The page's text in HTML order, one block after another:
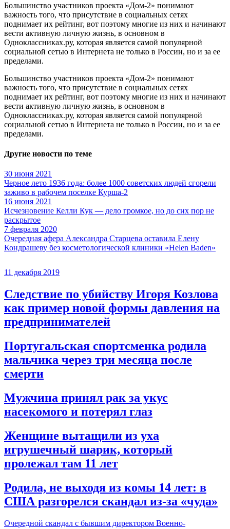
Большинство участников проекта «Дом-2» понимают
важность того, что присутствие в социальных сетях
поднимает их рейтинг, вот поэтому многие из них и начинают
вести активную личную жизнь, в основном в
Одноклассниках.ру, которая является самой популярной
социальной сетью в Интернета не только в России, но и за ее
пределами.
Большинство участников проекта «Дом-2» понимают
важность того, что присутствие в социальных сетях
поднимает их рейтинг, вот поэтому многие из них и начинают
вести активную личную жизнь, в основном в
Одноклассниках.ру, которая является самой популярной
социальной сетью в Интернета не только в России, но и за ее
пределами.
Другие новости по теме
30 июня 2021
Черное лето 1936 года: более 1000 советских людей сгорели
заживо в рабочем поселке Курша-2
16 июня 2021
Исчезновение Келли Кук — дело громкое, но до сих пор не
раскрытое
7 февраля 2020
Очередная афера Александра Старцева оставила Елену
Кондрашеву без косметологической клиники «Helen Baden»
11 декабря 2019
Следствие по убийству Игоря Козлова
как пример новой формы давления на
предпринимателей
Португальская спортсменка родила
мальчика через три месяца после
смерти
Мужчина принял рак за укус
насекомого и потерял глаз
Женщине вытащили из уха
игрушечный шарик, который
пролежал там 11 лет
Родила, не выходя из комы 14 лет: в
США разгорелся скандал из-за «чуда»
Очередной скандал с бывшим директором Военно-